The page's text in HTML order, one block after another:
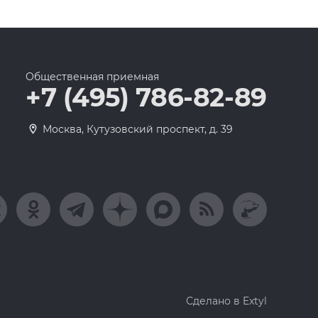
Общественная приемная
+7 (495) 786-82-89
Москва, Кутузовский проспект, д. 39
Сделано в Extyl